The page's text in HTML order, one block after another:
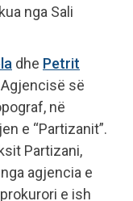
nga Sali
dhe Petrit
së
në
e “Partizanit”.
Partizani,
agjencia e
e ish